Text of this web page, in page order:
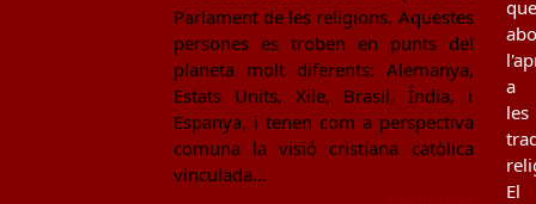
Parlament de les religions. Aquestes
persones es troben en punts del
planeta molt diferents: Alemanya,
Estats Units, Xile, Brasil, Índia, i
Espanya, i tenen com a perspectiva
comuna la visió cristiana catòlica
vinculada…
que
a
les
El